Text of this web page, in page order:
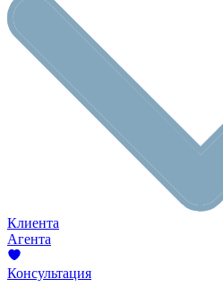
Клиента
Агента
Консультация